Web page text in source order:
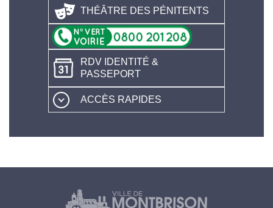
THÉÂTRE DES PÉNITENTS
RDV IDENTITÉ &
PASSEPORT
ACCÈS RAPIDES